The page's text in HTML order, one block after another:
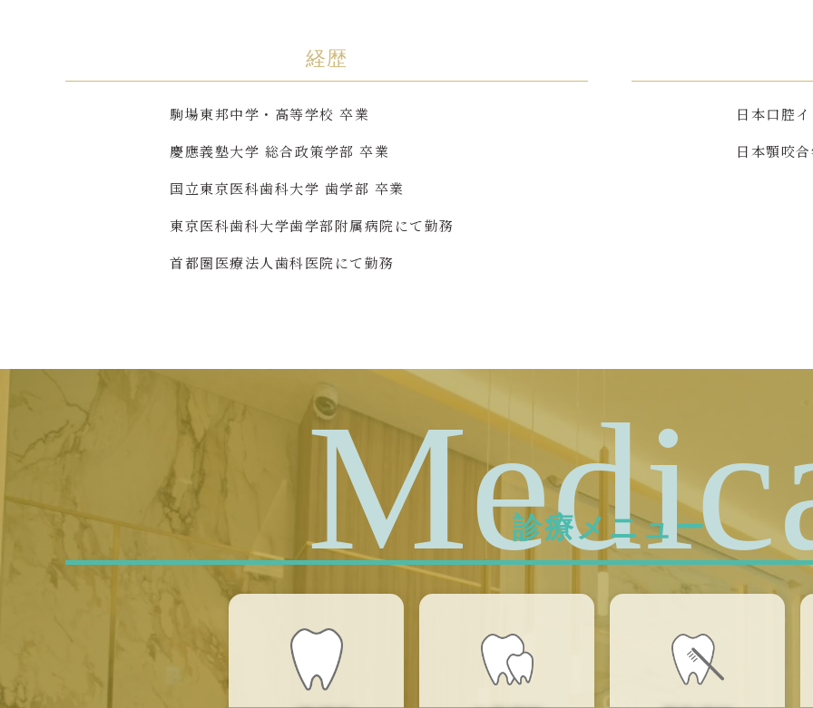
経歴
駒場東邦中学・高等学校 卒業
慶應義塾大学 総合政策学部 卒業
国立東京医科歯科大学 歯学部 卒業
東京医科歯科大学歯学部附属病院にて勤務
首都圏医療法人歯科医院にて勤務
日本口腔
日本顎咬
診療メニュー